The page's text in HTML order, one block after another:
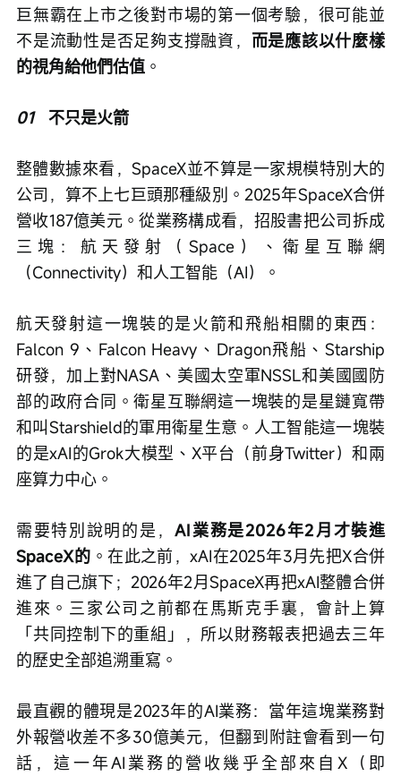
巨無霸在上市之後對市場的第一個考驗，很可能並
不是流動性是否足夠支撐融資， 而是應該以什麼樣
的視角給他們估值 。
01 不只是火箭
整體數據來看，SpaceX並不算是一家規模特別大的
公司，算不上七巨頭那種級別。2025年SpaceX合併
營收187億美元。從業務構成看，招股書把公司拆成
三塊：航天發射（Space）、衛星互聯網
（Connectivity）和人工智能（AI）。
航天發射這一塊裝的是火箭和飛船相關的東西：
Falcon 9、Falcon Heavy、Dragon飛船、Starship
研發，加上對NASA、美國太空軍NSSL和美國國防
部的政府合同。衛星互聯網這一塊裝的是星鏈寬帶
和叫Starshield的軍用衛星生意。人工智能這一塊裝
的是xAI的Grok大模型、X平台（前身Twitter）和兩
座算力中心。
需要特別說明的是，AI業務是2026年2月才裝進
SpaceX的 。在此之前，xAI在2025年3月先把X合併
進了自己旗下；2026年2月SpaceX再把xAI整體合併
進來。三家公司之前都在馬斯克手裏，會計上算
「共同控制下的重組」，所以財務報表把過去三年
的歷史全部追溯重寫。
最直觀的體現是2023年的AI業務：當年這塊業務對
外報營收差不多30億美元，但翻到附註會看到一句
話，這一年AI業務的營收幾乎全部來自X（即